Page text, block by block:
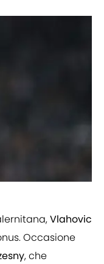
Vlahovic
Occasione
, che